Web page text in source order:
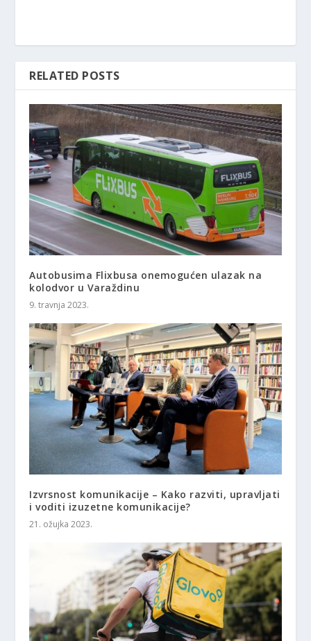
RELATED POSTS
Autobusima Flixbusa onemogućen ulazak na
kolodvor u Varaždinu
9. travnja 2023.
Izvrsnost komunikacije – Kako razviti, upravljati
i voditi izuzetne komunikacije?
21. ožujka 2023.